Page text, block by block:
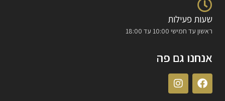
שעות פעילות
ראשון עד חמישי 10:00 עד 18:00
אנחנו גם פה